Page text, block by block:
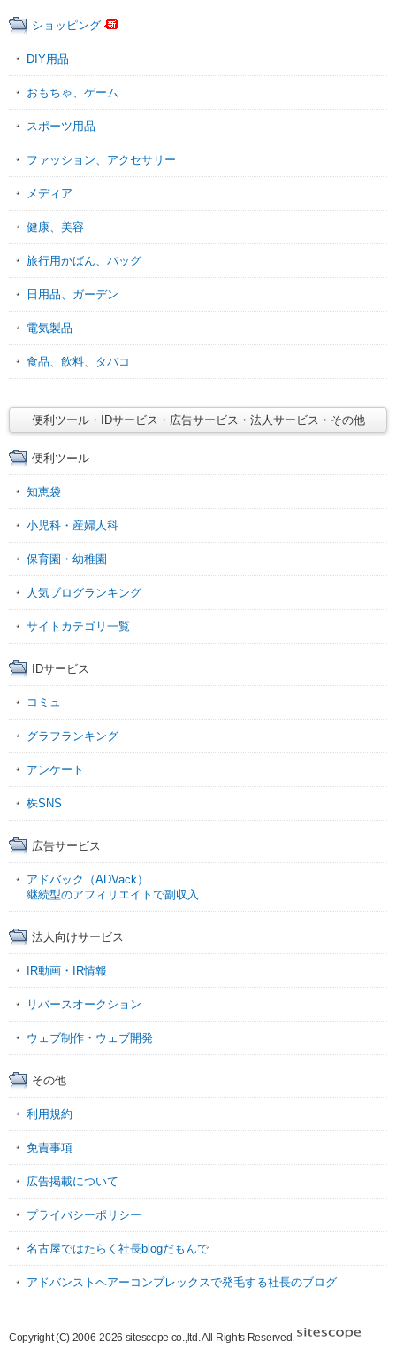
ショッピング
DIY用品
おもちゃ、ゲーム
スポーツ用品
ファッション、アクセサリー
メディア
健康、美容
旅行用かばん、バッグ
日用品、ガーデン
電気製品
食品、飲料、タバコ
便利ツール・IDサービス・広告サービス・法人サービス・その他
便利ツール
知恵袋
小児科・産婦人科
保育園・幼稚園
人気ブログランキング
サイトカテゴリ一覧
IDサービス
コミュ
グラフランキング
アンケート
株SNS
広告サービス
アドバック（ADVack）
継続型のアフィリエイトで副収入
法人向けサービス
IR動画・IR情報
リバースオークション
ウェブ制作・ウェブ開発
その他
利用規約
免責事項
広告掲載について
プライバシーポリシー
名古屋ではたらく社長blogだもんで
アドバンストヘアーコンプレックスで発毛する社長のブログ
Copyright (C) 2006-2026 sitescope co.,ltd. All Rights Reserved.